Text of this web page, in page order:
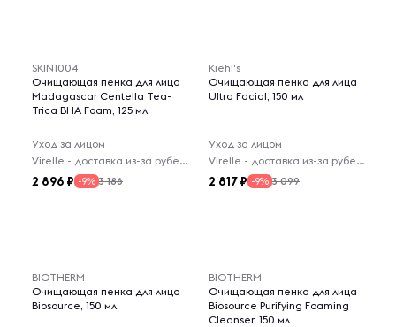
SKIN1004
Очищающая пенка для лица
Madagascar Centella Tea-
Trica BHA Foam, 125 мл
Уход за лицом
Virelle - доставка из-за рубежа
2 896 -9% 3 186
Kiehl's
Очищающая пенка для лица
Ultra Facial, 150 мл
Уход за лицом
Virelle - доставка из-за рубежа
2 817 -9% 3 099
BIOTHERM
Очищающая пенка для лица
Biosource, 150 мл
BIOTHERM
Очищающая пенка для лица
Biosource Purifying Foaming
Cleanser, 150 мл